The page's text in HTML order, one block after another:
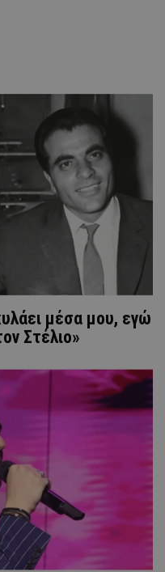
μέσα μου, εγώ
Στέλιο»